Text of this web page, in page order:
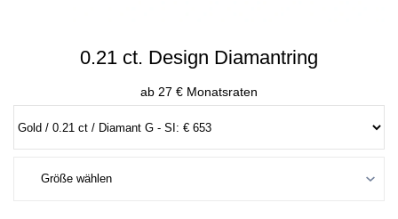
0.21 ct. Design Diamantring
ab 27 € Monatsraten